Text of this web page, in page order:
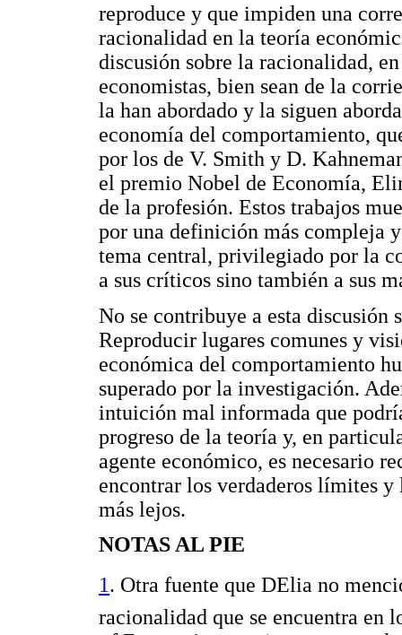
reproduce y que impiden una
racionalidad en la teoría
discusión sobre la racionalidad,
economistas, bien sean de la
la han abordado y la siguen
economía del comportamiento,
por los de V. Smith y D.
el premio Nobel de Economía,
de la profesión. Estos trabajos
por una definición más compleja
tema central, privilegiado por la
a sus críticos sino también a sus
No se contribuye a esta discusión
Reproducir lugares comunes y
económica del comportamiento
superado por la investigación.
intuición mal informada que
progreso de la teoría y, en
agente económico, es necesario
encontrar los verdaderos límites
más lejos.
NOTAS AL PIE
1. Otra fuente que DElia no
racionalidad que se encuentra en